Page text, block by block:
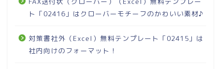
ト「02416」はクローバーモチーフのかわいい素材♪
対策書社外（Excel）無料テンプレート「02415」は
社内向けのフォーマット！